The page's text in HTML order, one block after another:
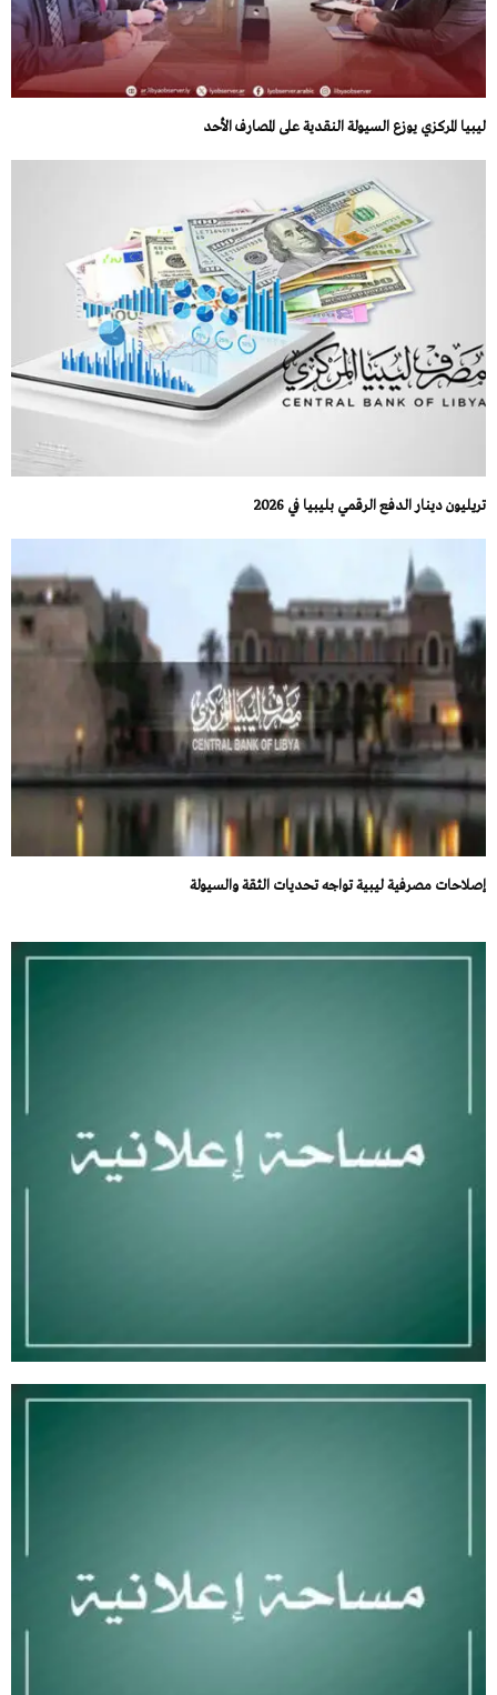
ليبيا المركزي يوزع السيولة النقدية على المصارف الأحد
تريليون دينار الدفع الرقمي بليبيا في 2026
إصلاحات مصرفية ليبية تواجه تحديات الثقة والسيولة